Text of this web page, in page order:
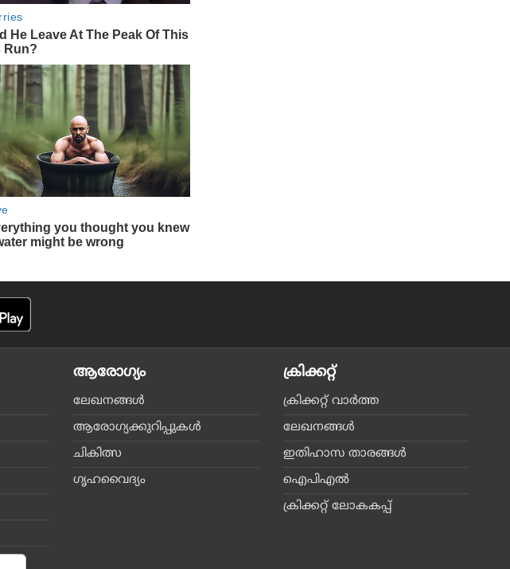
ആരോഗ്യം
ലേഖനങ്ങള്‍
ആരോഗ്യക്കുറിപ്പുകള്‍
ചികിത്സ
ഗൃഹവൈദ്യം
ക്രിക്കറ്റ്‌
ക്രിക്കറ്റ്‌ വാര്‍ത്ത
ലേഖനങ്ങള്‍
ഇതിഹാസ താരങ്ങള്‍
ഐപിഎല്‍
ക്രിക്കറ്റ് ലോകകപ്പ്